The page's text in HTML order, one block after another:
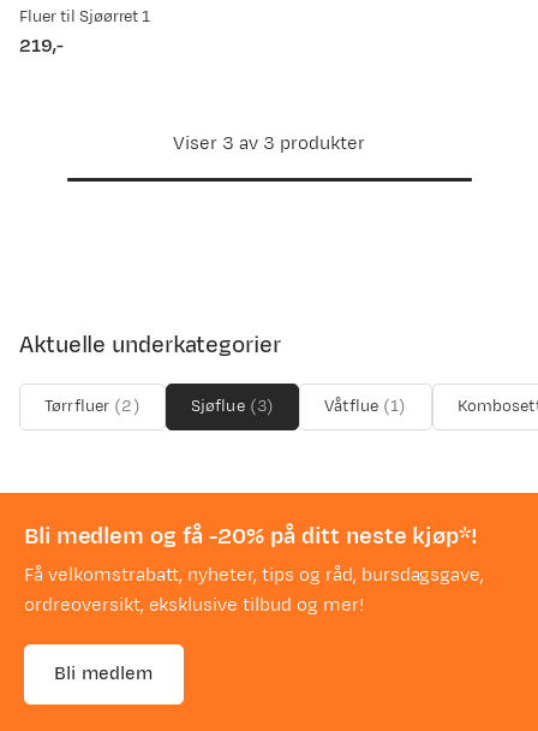
Fluer til Sjøørret 1
price
219,-
Viser 3 av 3 produkter
Aktuelle underkategorier
Tørrfluer (2) Sjøflue (3) Våtflue (1)
Bli medlem og få -20% på ditt neste kjøp*!
Få velkomstrabatt, nyheter, tips og råd, bursdagsgave,
ordreoversikt, eksklusive tilbud og mer!
Bli medlem